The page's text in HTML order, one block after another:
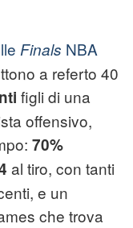
Finals NBA
a referto 40
figli di una
offensivo,
70%
al tiro, con tanti
e un
che trova